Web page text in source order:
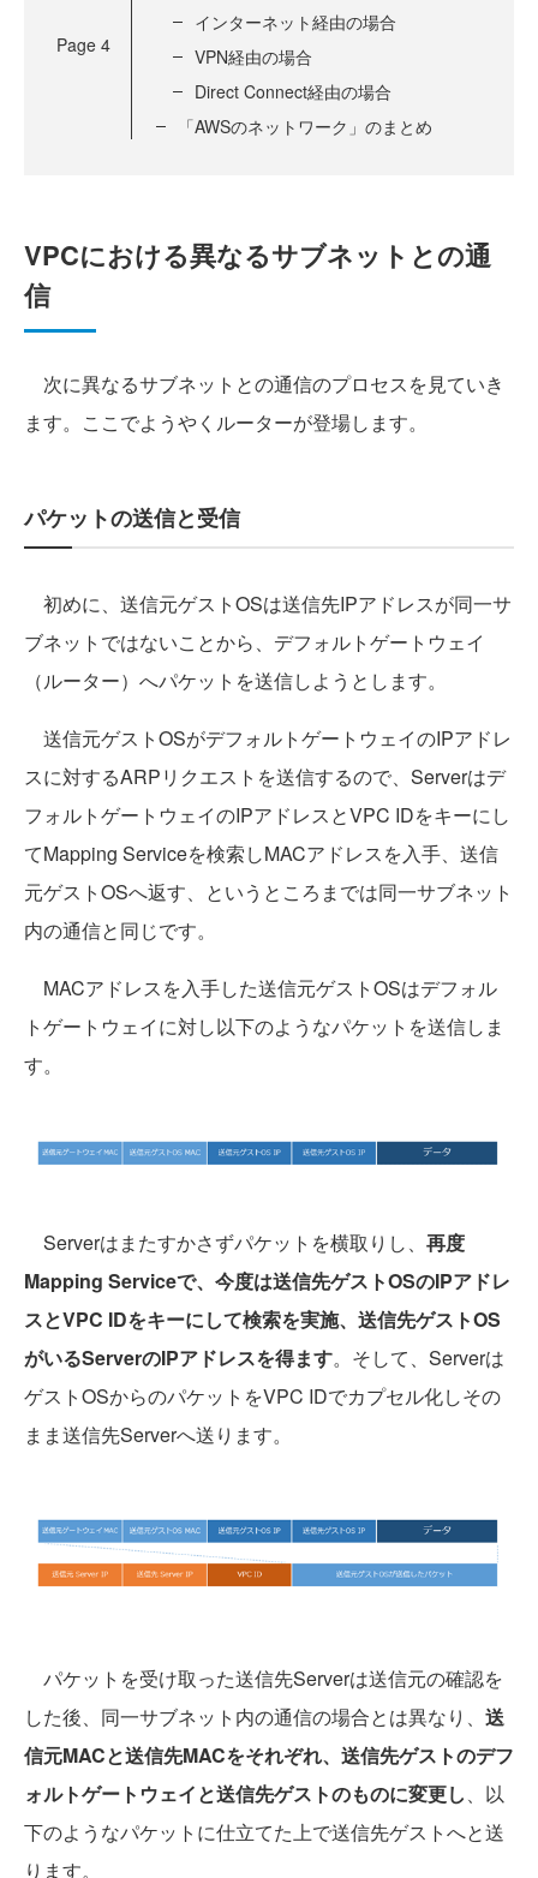
Page 4
インターネット経由の場合
VPN経由の場合
Direct Connect経由の場合
「AWSのネットワーク」のまとめ
VPCにおける異なるサブネットとの通
信
次に異なるサブネットとの通信のプロセスを見ていき
ます。ここでようやくルーターが登場します。
パケットの送信と受信
初めに、送信元ゲストOSは送信先IPアドレスが同一サ
ブネットではないことから、デフォルトゲートウェイ
（ルーター）へパケットを送信しようとします。
送信元ゲストOSがデフォルトゲートウェイのIPアドレ
スに対するARPリクエストを送信するので、Serverはデ
フォルトゲートウェイのIPアドレスとVPC IDをキーにし
てMapping Serviceを検索しMACアドレスを入手、送信
元ゲストOSへ返す、というところまでは同一サブネット
内の通信と同じです。
MACアドレスを入手した送信元ゲストOSはデフォル
トゲートウェイに対し以下のようなパケットを送信しま
す。
Serverはまたすかさずパケットを横取りし、 再度
Mapping Serviceで、今度は送信先ゲストOSのIPアドレ
スとVPC IDをキーにして検索を実施、送信先ゲストOS
がいるServerのIPアドレスを得ます。そして、Serverは
ゲストOSからのパケットをVPC IDでカプセル化しその
まま送信先Serverへ送ります。
パケットを受け取った送信先Serverは送信元の確認を
した後、同一サブネット内の通信の場合とは異なり、 送
信元MACと送信先MACをそれぞれ、送信先ゲストのデフ
ォルトゲートウェイと送信先ゲストのものに変更し、以
下のようなパケットに仕立てた上で送信先ゲストへと送
ります。